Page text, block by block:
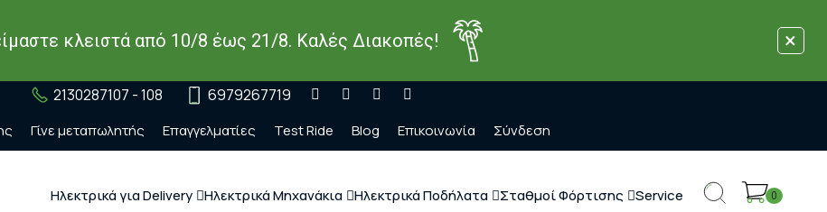
κλειστά από 10/8 έως 21/8. Καλές Διακοπές! ×
2130287107 - 108 6979267719
Γίνε μεταπωλητής Επαγγελματίες Test Ride Blog Επικοινωνία Σύνδεση
Ηλεκτρικά για Delivery Ηλεκτρικά Μηχανάκια Ηλεκτρικά Ποδήλατα Σταθμοί Φόρτισης Service 0